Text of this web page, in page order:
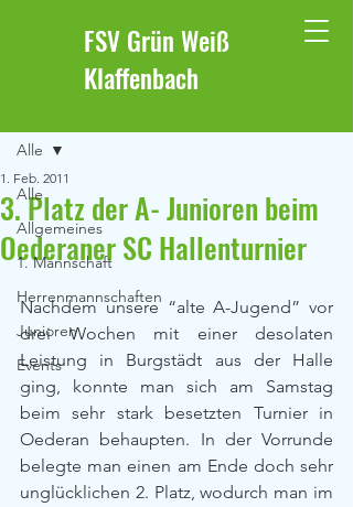
FSV Grün Weiß
Klaffenbach
Alle
Allgemeines
1. Mannschaft
Herrenmannschaften
Junioren
Events
Alle
3. Platz der A- Junioren beim
Oederaner SC Hallenturnier
1. Feb. 2011
Nachdem unsere “alte A-Jugend” vor
drei Wochen mit einer desolaten
Leistung in Burgstädt aus der Halle
ging, konnte man sich am Samstag
beim sehr stark besetzten Turnier in
Oederan behaupten. In der Vorrunde
belegte man einen am Ende doch sehr
unglücklichen 2. Platz, wodurch man im